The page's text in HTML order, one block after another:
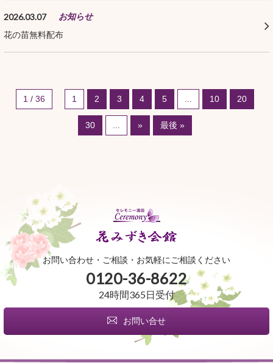
2026.03.07
お知らせ
花の苗無料配布
1 / 36 1 2 3 4 5 10 20
30 » 最後 »
お問い合わせ・ご相談・お気軽にご相談ください
0120-36-8622
24時間365日受付
お問い合せ